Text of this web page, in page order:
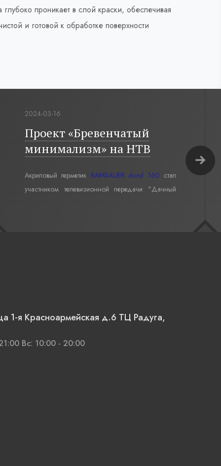
проникает в слой краски, обеспечивая
и готовой к обработке поверхности
2024-03-16
Проект «Бревенчатый
минимализм» на НТВ
Акриловый герметик RAMSAUER Acryl 160 стал
участником телевизионной передачи "Дачный
1-я Красноармейская д.6 ТЦ Радуга,
Вс: 10:00 - 20:00